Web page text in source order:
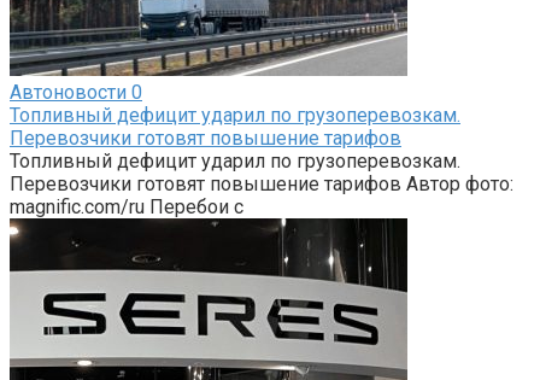
Автоновости 0
Топливный дефицит ударил по грузоперевозкам.
Перевозчики готовят повышение тарифов
Топливный дефицит ударил по грузоперевозкам.
Перевозчики готовят повышение тарифов Автор фото:
magnific.com/ru Перебои с